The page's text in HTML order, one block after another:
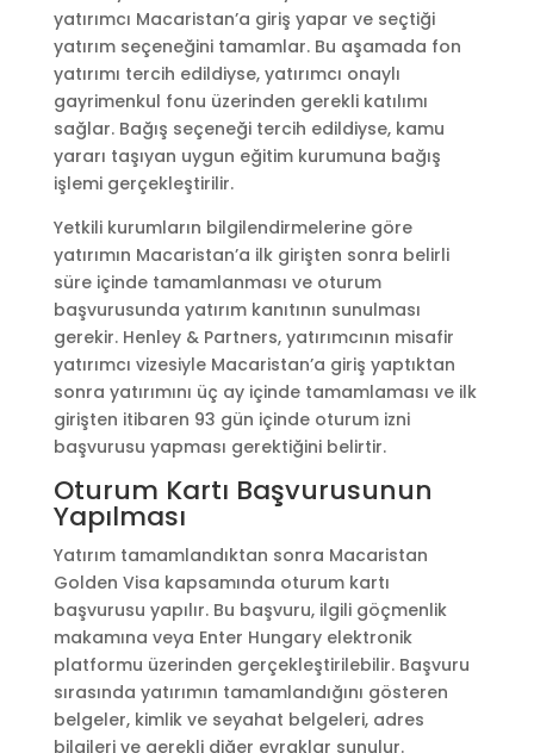
yatırımcı Macaristan’a giriş yapar ve seçtiği
yatırım seçeneğini tamamlar. Bu aşamada fon
yatırımı tercih edildiyse, yatırımcı onaylı
gayrimenkul fonu üzerinden gerekli katılımı
sağlar. Bağış seçeneği tercih edildiyse, kamu
yararı taşıyan uygun eğitim kurumuna bağış
işlemi gerçekleştirilir.
Yetkili kurumların bilgilendirmelerine göre
yatırımın Macaristan’a ilk girişten sonra belirli
süre içinde tamamlanması ve oturum
başvurusunda yatırım kanıtının sunulması
gerekir. Henley & Partners, yatırımcının misafir
yatırımcı vizesiyle Macaristan’a giriş yaptıktan
sonra yatırımını üç ay içinde tamamlaması ve ilk
girişten itibaren 93 gün içinde oturum izni
başvurusu yapması gerektiğini belirtir.
Oturum Kartı Başvurusunun
Yapılması
Yatırım tamamlandıktan sonra Macaristan
Golden Visa kapsamında oturum kartı
başvurusu yapılır. Bu başvuru, ilgili göçmenlik
makamına veya Enter Hungary elektronik
platformu üzerinden gerçekleştirilebilir. Başvuru
sırasında yatırımın tamamlandığını gösteren
belgeler, kimlik ve seyahat belgeleri, adres
bilgileri ve gerekli diğer evraklar sunulur.